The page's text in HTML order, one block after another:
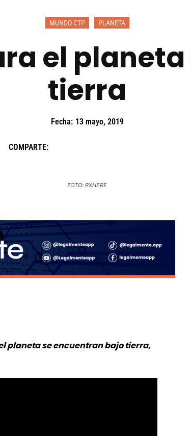
MUNDO CTP PLANETA
el
tierra
Fecha: 13 mayo, 2019
COMPARTE:
FOTO: PXHERE
planeta se encuentran bajo tierra,